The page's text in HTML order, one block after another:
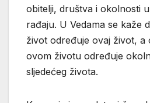
obitelji, društva i okolnosti
rađaju. U Vedama se kaže
život određuje ovaj život, a
ovom životu određuje
sljedećeg života.